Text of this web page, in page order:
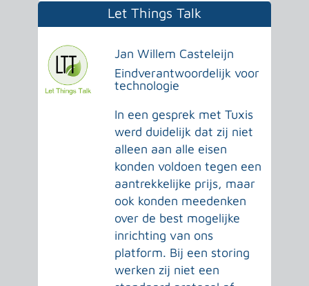
Let Things Talk
Jan Willem Casteleijn
Eindverantwoordelijk voor
technologie
In een gesprek met Tuxis
werd duidelijk dat zij niet
alleen aan alle eisen
konden voldoen tegen een
aantrekkelijke prijs, maar
ook konden meedenken
over de best mogelijke
inrichting van ons
platform. Bij een storing
werken zij niet een